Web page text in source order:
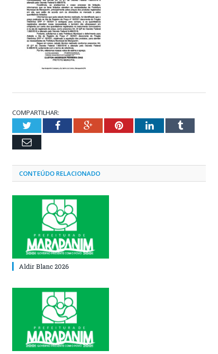
COMPARTILHAR:
TwitterFacebookGoogle+PinterestLinkedInTumblr
Email
CONTEÚDO RELACIONADO
Aldir Blanc 2026